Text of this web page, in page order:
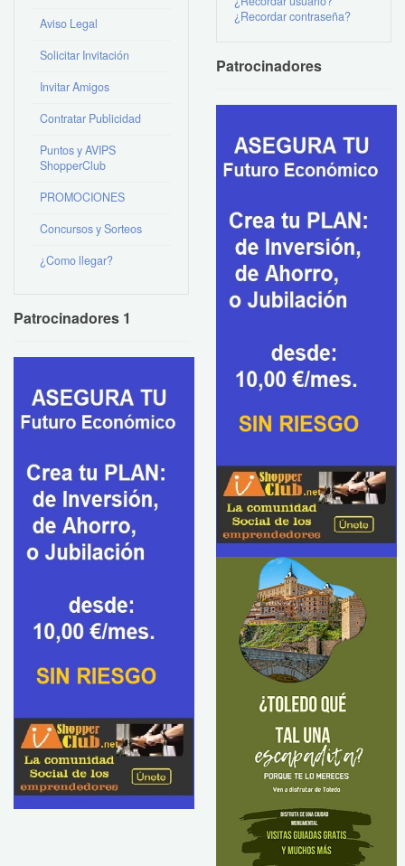
Aviso Legal
Solicitar Invitación
Invitar Amigos
Contratar Publicidad
Puntos y AVIPS
ShopperClub
PROMOCIONES
Concursos y Sorteos
¿Como llegar?
Patrocinadores 1
¿Recordar contraseña?
Patrocinadores